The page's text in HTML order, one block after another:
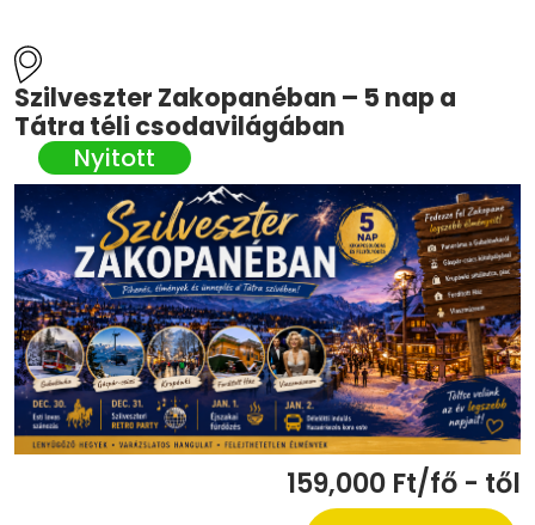
Szilveszter Zakopanéban – 5 nap a
Tátra téli csodavilágában
159,000 Ft/fő - től